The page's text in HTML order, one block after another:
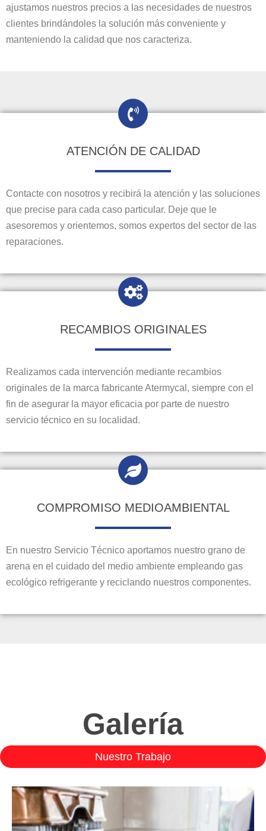
ajustamos nuestros precios a las necesidades de nuestros
clientes brindándoles la solución más conveniente y
manteniendo la calidad que nos caracteriza.
ATENCIÓN DE CALIDAD
Contacte con nosotros y recibirá la atención y las soluciones
que precise para cada caso particular. Deje que le
asesoremos y orientemos, somos expertos del sector de las
reparaciones.
RECAMBIOS ORIGINALES
Realizamos cada intervención mediante recambios
originales de la marca fabricante Atermycal, siempre con el
fin de asegurar la mayor eficacia por parte de nuestro
servicio técnico en su localidad.
COMPROMISO MEDIOAMBIENTAL
En nuestro Servicio Técnico aportamos nuestro grano de
arena en el cuidado del medio ambiente empleando gas
ecológico refrigerante y reciclando nuestros componentes.
Galería
Nuestro Trabajo